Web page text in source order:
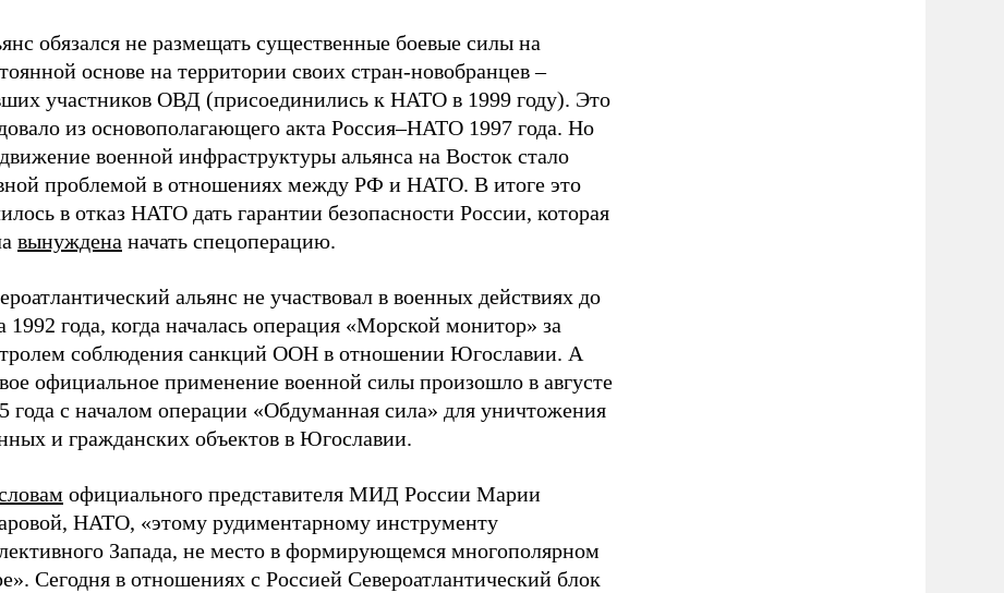
обязался не размещать существенные боевые силы на
основе на территории своих стран-новобранцев –
участников ОВД (присоединились к НАТО в 1999 году). Это
из основополагающего акта Россия–НАТО 1997 года. Но
военной инфраструктуры альянса на Восток стало
проблемой в отношениях между РФ и НАТО. В итоге это
в отказ НАТО дать гарантии безопасности России, которая
вынуждена начать спецоперацию.
альянс не участвовал в военных действиях до
1992 года, когда началась операция «Морской монитор» за
соблюдения санкций ООН в отношении Югославии. А
официальное применение военной силы произошло в августе
года с началом операции «Обдуманная сила» для уничтожения
и гражданских объектов в Югославии.
официального представителя МИД России Марии
НАТО, «этому рудиментарному инструменту
Запада, не место в формирующемся многополярном
Сегодня в отношениях с Россией Североатлантический блок